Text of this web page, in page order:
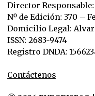
Director
Nº de Edición: 370 –
Domicilio Legal:
ISSN: 2683-9474
Registro DNDA:
Contáctenos